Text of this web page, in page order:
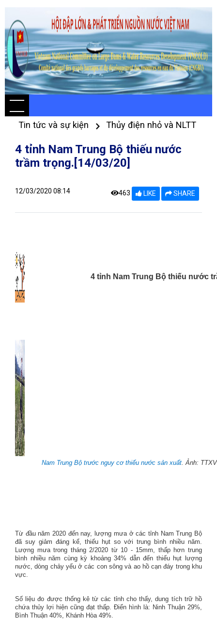
Tin tức và sự kiện Thủy điện nhỏ và NLTT
4 tỉnh Nam Trung Bộ thiếu nước
trầm trọng.[14/03/20]
12/03/2020 08:14 463 LIKE SHARE
4 tỉnh Nam Trung Bộ thiếu nước
Nam Trung Bộ trước nguy cơ thiếu nước sản xuất. Ảnh:
Từ đầu năm 2020 đến nay, lượng mưa ở các tỉnh Nam Trung Bộ
đã suy giảm đáng kể, thiếu hụt so với trung bình nhiều năm.
Lượng mưa trong tháng 2/2020 từ 10 - 15mm, thấp hơn trung
bình nhiều năm cùng kỳ khoảng 34% dẫn đến thiếu hụt lượng
nước, dòng chảy yếu ở các con sông và ao hồ cạn đáy trong khu
vực.
Số liệu đo được thống kê từ các tỉnh cho thấy, dung tích trữ hồ
chứa thủy lợi hiện cũng đạt thấp. Điển hình là: Ninh Thuận 29%,
Bình Thuận 40%, Khánh Hòa 49%.